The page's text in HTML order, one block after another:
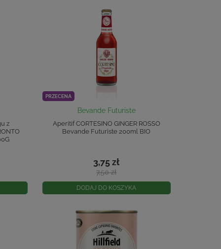
z
PRZECENA
Bevande Futuriste
Aperitif CORTESINO GINGER ROSSO
Bevande Futuriste 200ml BIO
7,50 zł
3,75 zł
DODAJ DO KOSZYKA